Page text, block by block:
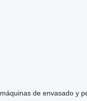
máquinas de envasado y